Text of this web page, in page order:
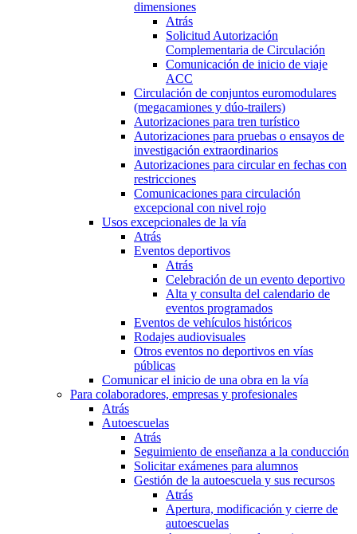
dimensiones
Atrás
Solicitud Autorización
Complementaria de Circulación
Comunicación de inicio de viaje
ACC
Circulación de conjuntos euromodulares
(megacamiones y dúo-trailers)
Autorizaciones para tren turístico
Autorizaciones para pruebas o ensayos de
investigación extraordinarios
Autorizaciones para circular en fechas con
restricciones
Comunicaciones para circulación
excepcional con nivel rojo
Usos excepcionales de la vía
Atrás
Eventos deportivos
Atrás
Celebración de un evento deportivo
Alta y consulta del calendario de
eventos programados
Eventos de vehículos históricos
Rodajes audiovisuales
Otros eventos no deportivos en vías
públicas
Comunicar el inicio de una obra en la vía
Para colaboradores, empresas y profesionales
Atrás
Autoescuelas
Atrás
Seguimiento de enseñanza a la conducción
Solicitar exámenes para alumnos
Gestión de la autoescuela y sus recursos
Atrás
Apertura, modificación y cierre de
autoescuelas